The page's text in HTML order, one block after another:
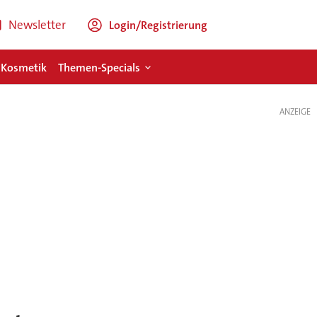
Newsletter Login/Registrierung
Themen-Specials
ANZEIGE